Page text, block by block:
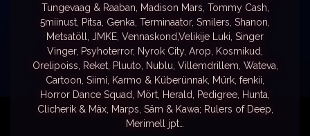
Tungevaag & Raaban, Madison Mars, Tommy Cash,
5miinust, Pitsa, Genka, Terminaator, Smilers, Shanon,
Metsatöll, JMKE, Vennaskond,Velikije Luki, Singer
Vinger, Psyhoterror, Nyrok City, Arop, Kosmikud,
Orelipoiss, Reket, Pluuto, Nublu, Villemdrillem, Wateva,
Cartoon, Siimi, Karmo & Küberünnak, Mürk, fenkii,
Horror Dance Squad, Mört, Herald, Pedigree, Hunta,
Clicherik & Mäx, Marps, Säm & Kawa; Rulers of Deep,
Merimell jpt…